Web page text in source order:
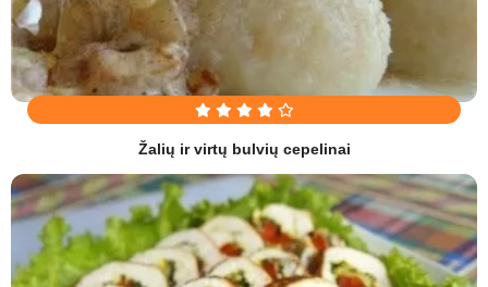
Žalių ir virtų bulvių cepelinai